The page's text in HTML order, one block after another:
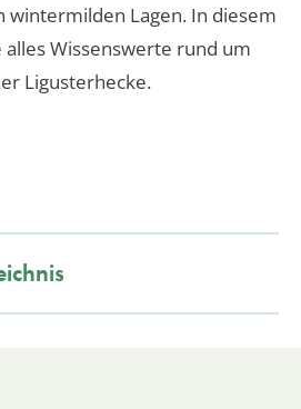
wintermilden Lagen. In diesem
Wissenswerte rund um
Ligusterhecke.